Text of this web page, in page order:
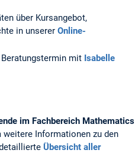
über Kursangebot,
in unserer Online-
mit Isabelle
im Fachbereich Mathematics
Informationen zu den
Übersicht aller